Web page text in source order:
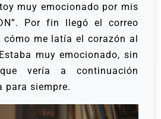
muy emocionado por mis
Por fin llegó el correo
cómo me latía el corazón al
muy emocionado, sin
vería a continuación
para siempre.